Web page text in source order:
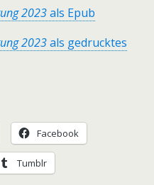
2023als Epub
2023als gedrucktes
Facebook
Tumblr